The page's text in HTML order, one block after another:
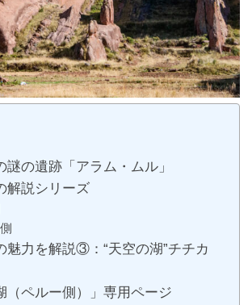
謎の遺跡「アラム・ムル」
解説シリーズ
魅力を解説③：“天空の湖”チチカ
（ペルー側）」専用ページ